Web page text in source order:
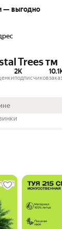
— выгодно
Trees тм
2K
подписчиков